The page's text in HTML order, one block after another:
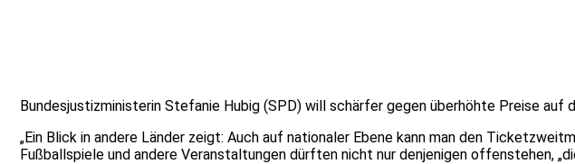
Bundesjustizministerin Stefanie Hubig (SPD) will schärfer gegen überhöhte Preise
„Ein Blick in andere Länder zeigt: Auch auf nationaler Ebene kann man den
Fußballspiele und andere Veranstaltungen dürften nicht nur denjenigen offenstehen,